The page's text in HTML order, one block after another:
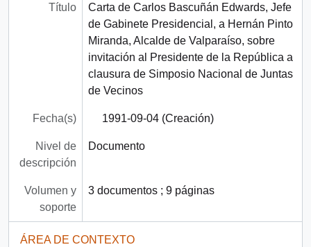
Título
Carta de Carlos Bascuñán Edwards, Jefe
de Gabinete Presidencial, a Hernán Pinto
Miranda, Alcalde de Valparaíso, sobre
invitación al Presidente de la República a
clausura de Simposio Nacional de Juntas
de Vecinos
Fecha(s) 1991-09-04 (Creación)
Nivel de
descripción
Documento
Volumen y
soporte
3 documentos ; 9 páginas
ÁREA DE CONTEXTO